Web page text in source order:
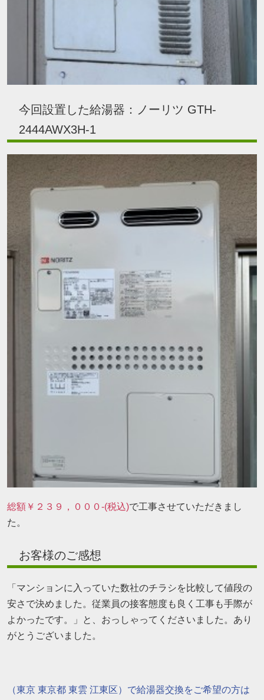
今回設置した給湯器：ノーリツ GTH-
2444AWX3H-1
総額￥２３９，０００-(税込)で工事させていただきまし
た。
お客様のご感想
「マンションに入っていた数社のチラシを比較して値段の
安さで決めました。従業員の接客態度も良く工事も手際が
よかったです。」と、おっしゃってくださいました。あり
がとうございました。
（東京 東京都 東雲 江東区）で給湯器交換をご希望の方は